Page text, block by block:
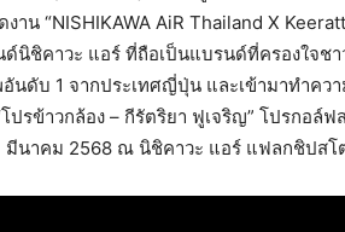
าน “NISHIKAWA AiR Thailand X
ด์นิชิคาวะ แอร์ ที่ถือเป็นแบรนด์ที่ครองใจ
ดับ 1 จากประเทศญี่ปุ่น และเข้ามาทำคว
ปรข้าวกล้อง – กีรัตริยา ฟูเจริญ” โปรกอล์
มีนาคม 2568 ณ นิชิคาวะ แอร์ แฟลกชิปสโ